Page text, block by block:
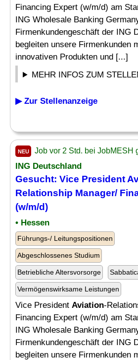
Financing Expert (w/m/d) am
ING Wholesale Banking
Firmenkundengeschäft der ING
begleiten unsere Firmenkunden
innovativen Produkten und [...]
MEHR INFOS ZUM
▶ Zur Stellenanzeige
NEU Job vor 2 Std. bei JobMESH
ING Deutschland
Gesucht: Vice President
Relationship Manager/
(w/m/d)
• Hessen
Führungs-/ Leitungspositionen
Abgeschlossenes Studium
Betriebliche Altersvorsorge
Vermögenswirksame Leistungen
Vice President Aviation-
Financing Expert (w/m/d) am
ING Wholesale Banking
Firmenkundengeschäft der ING
begleiten unsere Firmenkunden